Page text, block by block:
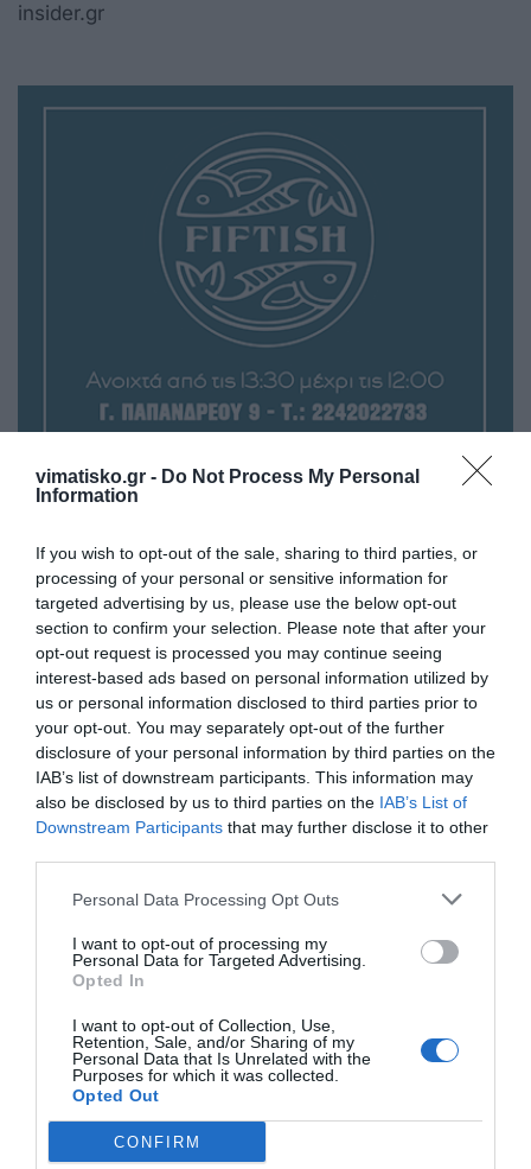
vimatisko.gr - Do Not Process My Personal
Information
If you wish to opt-out of the sale, sharing to third parties, or
processing of your personal or sensitive information for
targeted advertising by us, please use the below opt-out
section to confirm your selection. Please note that after your
opt-out request is processed you may continue seeing
interest-based ads based on personal information utilized by
us or personal information disclosed to third parties prior to
your opt-out. You may separately opt-out of the further
disclosure of your personal information by third parties on the
IAB’s list of downstream participants. This information may
also be disclosed by us to third parties on the IAB’s List of
Downstream Participants that may further disclose it to other
Personal Data Processing Opt Outs
I want to opt-out of processing my
Personal Data for Targeted Advertising.
Opted In
I want to opt-out of Collection, Use,
Retention, Sale, and/or Sharing of my
Personal Data that Is Unrelated with the
Purposes for which it was collected.
Opted Out
CONFIRM
insider.gr
Η ανωνυμία είναι το καλύτερο κρησφύγετο δειλίας και